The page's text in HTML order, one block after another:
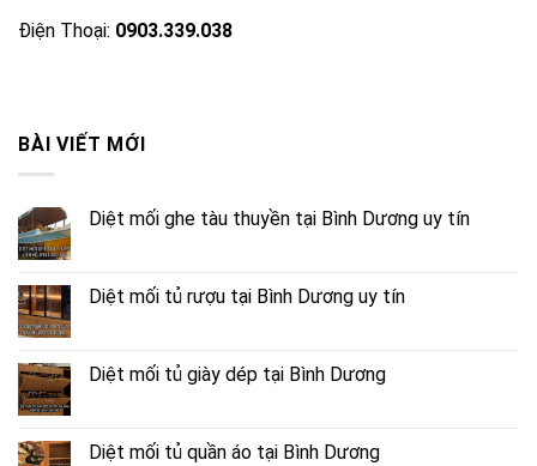
Điện Thoại: 0903.339.038
BÀI VIẾT MỚI
Diệt mối ghe tàu thuyền tại Bình Dương uy tín
Diệt mối tủ rượu tại Bình Dương uy tín
Diệt mối tủ giày dép tại Bình Dương
Diệt mối tủ quần áo tại Bình Dương